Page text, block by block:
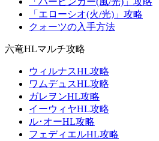
「エローシオ(火/光)」攻略
クォーツの入手方法
六竜HLマルチ攻略
ウィルナスHL攻略
ワムデュスHL攻略
ガレヲンHL攻略
イーウィヤHL攻略
ル･オーHL攻略
フェディエルHL攻略